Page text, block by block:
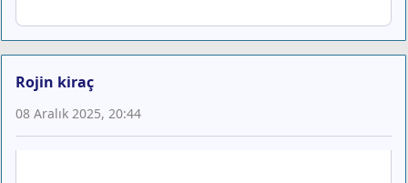
Rojin kiraç
08 Aralık 2025, 20:44